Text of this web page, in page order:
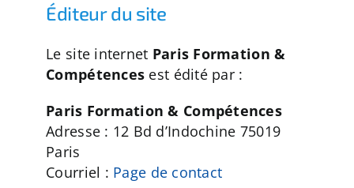
Nos Services
Formations
Ingénierie de Formation
Apprentissage
Éditeur du site
Le site internet Paris Formation &
Compétences est édité par :
Paris Formation & Compétences
Adresse : 12 Bd d’Indochine 75019
Paris
Courriel : Page de contact